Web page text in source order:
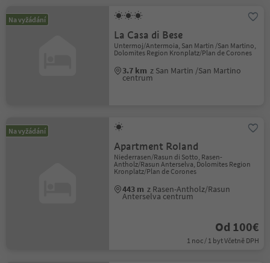
Na vyžádání
La Casa di Bese
Untermoj/Antermoia, San Martin /San Martino,
Dolomites Region Kronplatz/Plan de Corones
3.7 km z San Martin /San Martino
centrum
Na vyžádání
Apartment Roland
Niederrasen/Rasun di Sotto, Rasen-
Antholz/Rasun Anterselva, Dolomites Region
Kronplatz/Plan de Corones
443 m z Rasen-Antholz/Rasun
Anterselva centrum
Od 100€
1 noc / 1 byt Včetně DPH